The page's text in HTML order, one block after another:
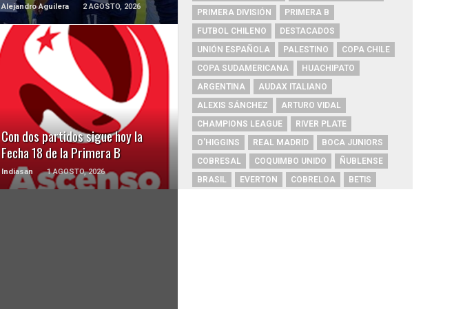
Alejandro Aguilera 2 AGOSTO, 2026
Con dos partidos sigue hoy la
Fecha 18 de la Primera B
Indiasan 1 AGOSTO, 2026
LEER MÁS
PRIMERA DIVISIÓN
PRIMERA B
FUTBOL CHILENO
DESTACADOS
UNIÓN ESPAÑOLA
PALESTINO
COPA CHILE
COPA SUDAMERICANA
HUACHIPATO
ARGENTINA
AUDAX ITALIANO
ALEXIS SÁNCHEZ
ARTURO VIDAL
CHAMPIONS LEAGUE
RIVER PLATE
O'HIGGINS
REAL MADRID
BOCA JUNIORS
COBRESAL
COQUIMBO UNIDO
ÑUBLENSE
BRASIL
EVERTON COBRELOA
BETIS